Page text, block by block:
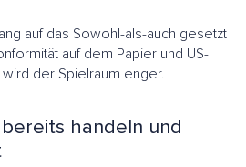
auf das Sowohl-als-auch gesetzt
auf dem Papier und US-
der Spielraum enger.
handeln und